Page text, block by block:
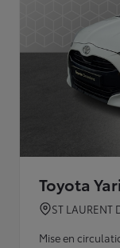
Toyota
ST LAURENT
Mise en